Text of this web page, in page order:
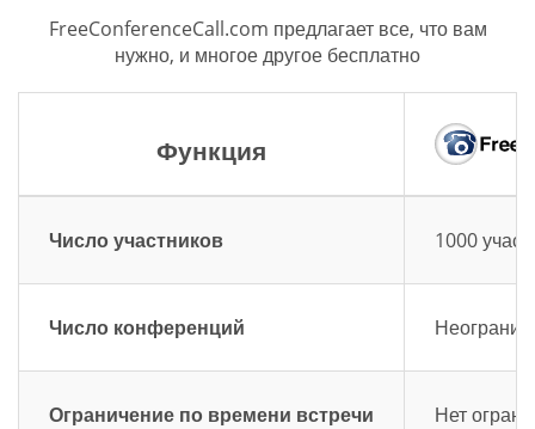
FreeConferenceCall.com предлагает все, что вам
нужно, и многое другое бесплатно
Функция
Число участников 1000
Число конференций
Ограничение по времени встречи Нет